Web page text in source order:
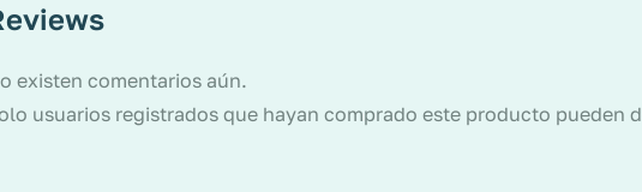
existen comentarios aún.
usuarios registrados que hayan comprado este producto pueden